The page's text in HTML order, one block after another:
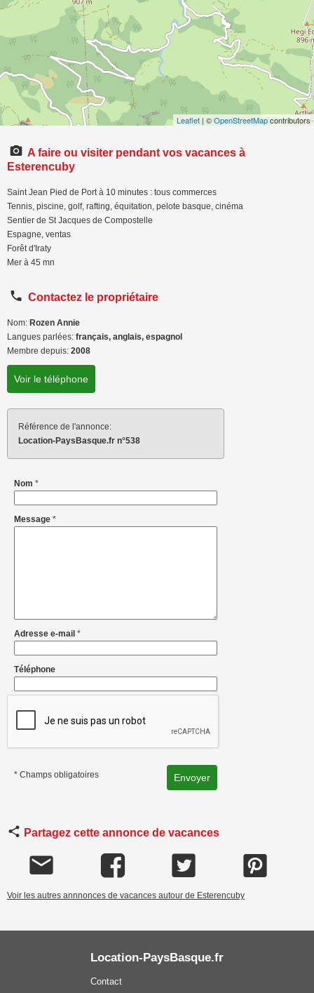
Leaflet | ©OpenStreetMapcontributors
A faire ou visiter pendant vos vacances à
Esterencuby
Saint Jean Pied de Port à 10 minutes : tous commerces
Tennis, piscine, golf, rafting, équitation, pelote basque, cinéma
Sentier de St Jacques de Compostelle
Espagne, ventas
Forêt d'Iraty
Mer à 45 mn
Contactez le propriétaire
Nom: Rozen Annie
Langues parlées: français, anglais, espagnol
Membre depuis: 2008
Voir le téléphone
Référence de l'annonce:
Location-PaysBasque.fr n°538
Nom *
Message *
Adresse e-mail *
Téléphone
* Champs obligatoires
Partagez cette annonce de vacances
Voir les autres annnonces de vacances autour de Esterencuby
Location-PaysBasque.fr
Contact